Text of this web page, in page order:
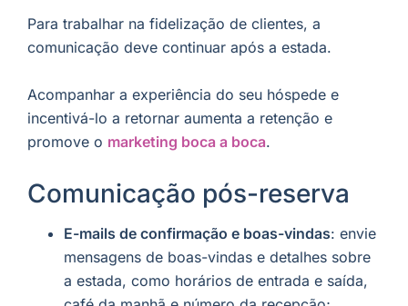
Para trabalhar na fidelização de clientes, a
comunicação deve continuar após a estada.
Acompanhar a experiência do seu hóspede e
incentivá-lo a retornar aumenta a retenção e
promove o marketing boca a boca.
Comunicação pós-reserva
E-mails de confirmação e boas-vindas: envie
mensagens de boas-vindas e detalhes sobre
a estada, como horários de entrada e saída,